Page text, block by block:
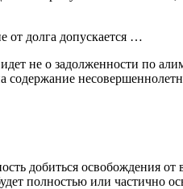
от долга допускается …
не о задолженности по
добиться освобождения
полностью или частично